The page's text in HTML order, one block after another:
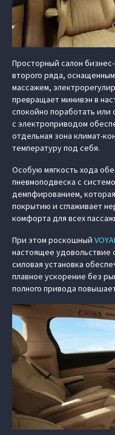
Просторный салон
второго ряда,
массажем,
превращает минивэн в
спокойно поработать
с электроприводом
отдельная зона климат-
температуру под себя.
Особую мягкость хода
пневмоподвеска с
демпфированием,
покрытию и сглаживает
комфорта для всех
При этом роскошный
настоящее удовольствие
силовая установка
плавное ускорение без
полного привода